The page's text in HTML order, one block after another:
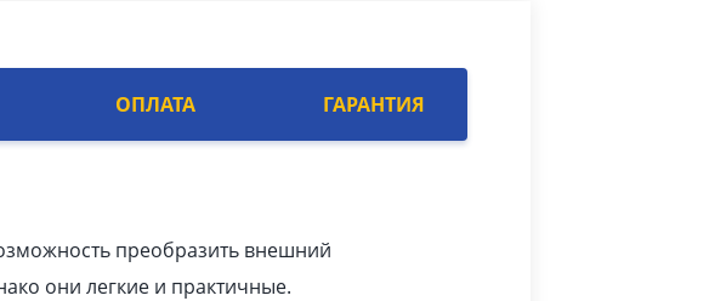
ОПЛАТА ГАРАНТИЯ
преобразить внешний
они легкие и практичные.